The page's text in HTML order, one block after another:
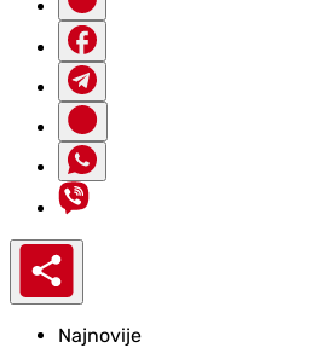
Najnovije